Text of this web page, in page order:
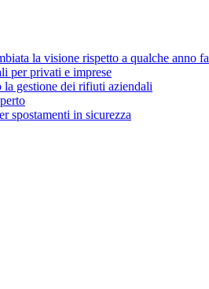
la visione rispetto a qualche anno fa
per privati e imprese
gestione dei rifiuti aziendali
spostamenti in sicurezza